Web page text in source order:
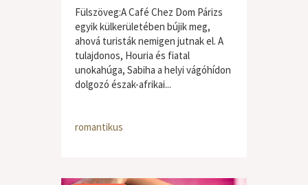
Fülszöveg:A Café Chez Dom Párizs
egyik külkerületében bújik meg,
ahová turisták nemigen jutnak el. A
tulajdonos, Houria és fiatal
unokahúga, Sabiha a helyi vágóhídon
dolgozó észak-afrikai...
romantikus